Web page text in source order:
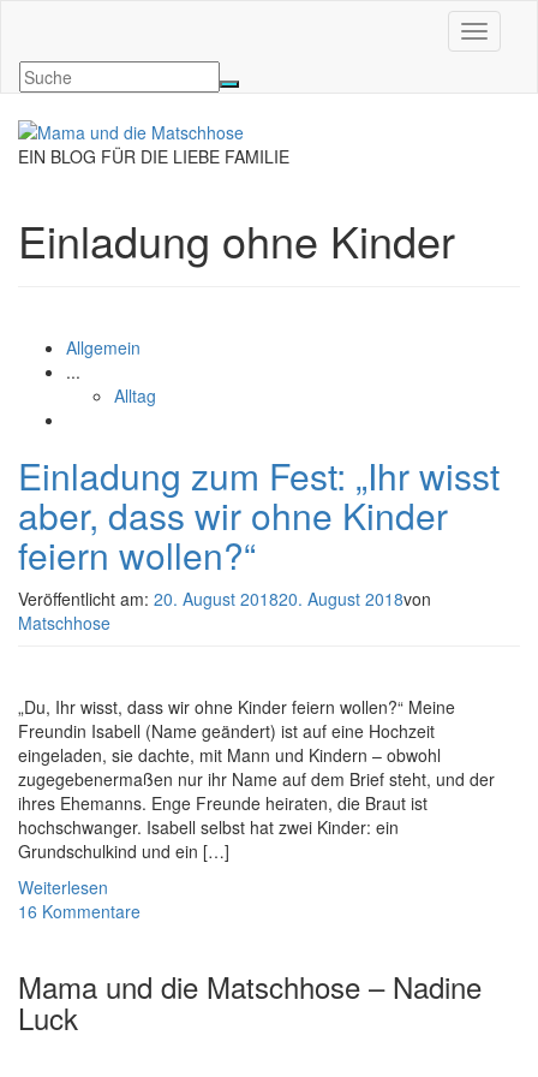
EIN BLOG FÜR DIE LIEBE FAMILIE
Einladung ohne Kinder
Allgemein
...
Alltag
Einladung zum Fest: „Ihr wisst
aber, dass wir ohne Kinder
feiern wollen?“
Veröffentlicht am: 20. August 201820. August 2018von
Matschhose
„Du, Ihr wisst, dass wir ohne Kinder feiern wollen?“ Meine
Freundin Isabell (Name geändert) ist auf eine Hochzeit
eingeladen, sie dachte, mit Mann und Kindern – obwohl
zugegebenermaßen nur ihr Name auf dem Brief steht, und der
ihres Ehemanns. Enge Freunde heiraten, die Braut ist
hochschwanger. Isabell selbst hat zwei Kinder: ein
Grundschulkind und ein […]
Weiterlesen
16 Kommentare
Mama und die Matschhose – Nadine
Luck